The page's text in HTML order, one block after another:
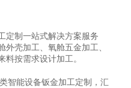
定制一站式解决方案服务
壳加工、氧舱五金加工、
按需求设计加工。
智能设备钣金加工定制，汇